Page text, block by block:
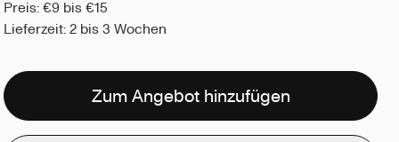
Preis: €9 bis €15
Lieferzeit: 2 bis 3 Wochen
Zum Angebot hinzufügen